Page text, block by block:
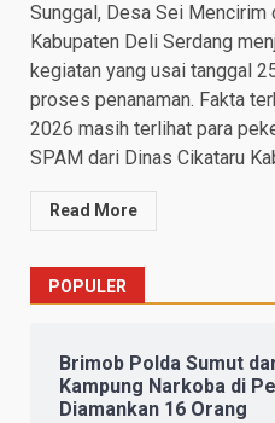
Sunggal, Desa Sei Mencirim
Kabupaten Deli Serdang
kegiatan yang usai tanggal
proses penanaman. Fakta
2026 masih terlihat para
SPAM dari Dinas Cikataru
Read More
POPULER
Brimob Polda Sumut
Kampung Narkoba di
Diamankan 16 Orang